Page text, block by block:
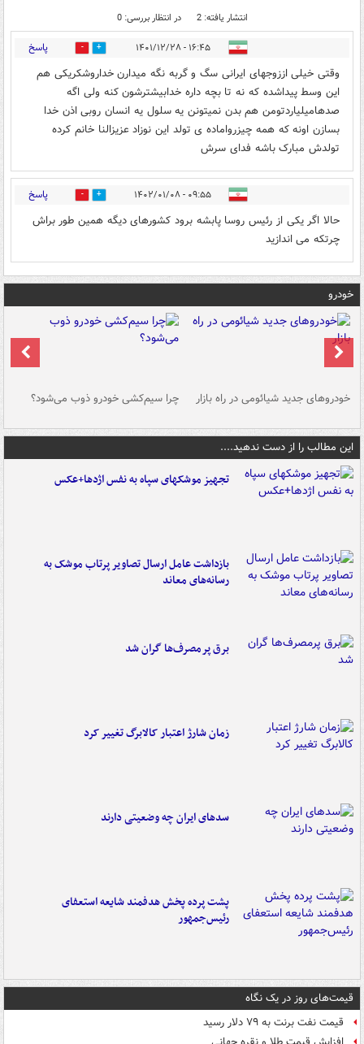
انتشار یافته: 2 در انتظار بررسی: 0
۱۶:۴۵ - ۱۴۰۱/۱۲/۲۸ 0 پاسخ
وقتی خیلی اززوجهای ایرانی سگ و گربه نگه میدارن خداروشکریکی هم
این وسط پیداشده که نه تا بچه داره خدابیشترشون کنه ولی اگه
صدهامیلیاردتومن هم بدن نمیتونن یه سلول یه انسان روبی اذن خدا
بسازن اونه که همه چیزرواماده ی تولد این نوزاد عزیزالنا خانم کرده
تولدش مبارک باشه فدای سرش
۰۹:۵۵ - ۱۴۰۲/۰۱/۰۸ 0 پاسخ
حالا اگر یکی از رئیس روسا پابشه برود کشورهای دیگه همین طور براش
چرتکه می اندازید
خودرو
خودروهای جدید شیائومی در راه بازار چرا سیم‌کشی خودرو ذوب می‌شود؟
این مطالب را از دست ندهید....
تجهیز موشکهای سپاه به نفس اژدها+عکس
بازداشت عامل ارسال تصاویر پرتاب موشک به
رسانه‌های معاند
برق پرمصرف‌ها گران شد
زمان شارژ اعتبار کالابرگ تغییر کرد
سدهای ایران چه وضعیتی دارند
پشت پرده پخش هدفمند شایعه استعفای
رئیس‌جمهور
قیمت‌های روز در یک نگاه
قیمت نفت برنت به ۷۹ دلار رسید